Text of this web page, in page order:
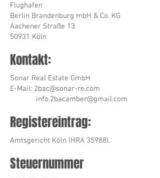
Flughafen
Berlin Brandenburg mbH & Co. KG
Aachener Straße 13
50931 Köln
Kontakt:
Sonar Real Estate GmbH
E-Mail: 2bac@sonar-re.com
info.2bacamber@gmail.com
Registereintrag:
​Amtsgericht Köln (HRA 35988).
Steuernummer